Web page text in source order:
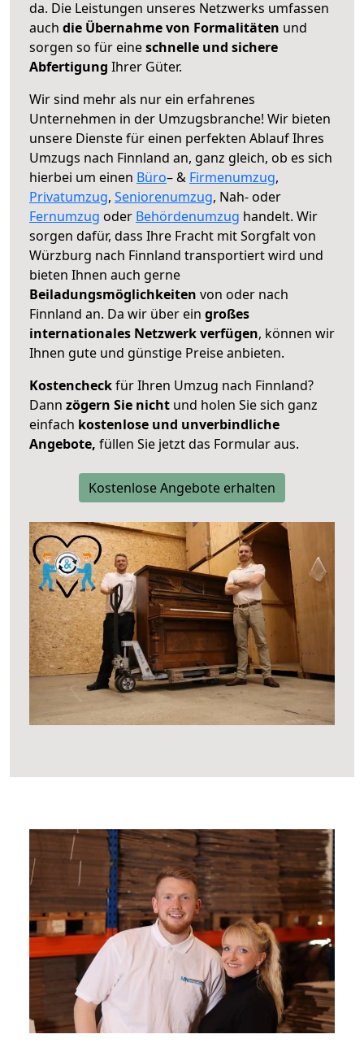
da. Die Leistungen unseres Netzwerks umfassen
auch die Übernahme von Formalitäten und
sorgen so für eineschnelle und sichere
Abfertigung Ihrer Güter.
Wir sind mehr als nur ein erfahrenes
Unternehmen in der Umzugsbranche! Wir bieten
unsere Dienste für einen perfekten Ablauf Ihres
Umzugs nach Finnland an, ganz gleich, ob es sich
hierbei um einen Büro– & Firmenumzug,
Privatumzug, Seniorenumzug, Nah- oder
Fernumzug oder Behördenumzug handelt. Wir
sorgen dafür, dass Ihre Fracht mit Sorgfalt von
Würzburg nach Finnland transportiert wird und
bieten Ihnen auch gerne
Beiladungsmöglichkeiten von oder nach
Finnland an. Da wir über ein großes
internationales Netzwerk verfügen, können wir
Ihnen gute und günstige Preise anbieten.
Kostencheckfür Ihren Umzug nach Finnland?
Dann zögern Sie nicht und holen Sie sich ganz
einfach kostenlose und unverbindliche
Angebote, füllen Sie jetzt das Formular aus.
Kostenlose Angebote erhalten